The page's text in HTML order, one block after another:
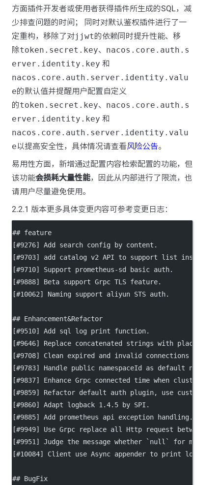
方面插件开发者或使用者获得插件所生成的SQL，减
少排查问题的时间； 同时对默认鉴权插件进行了一
定重构，移除了对jjwt的依赖同时提升性能、移
除token.secret.key、 nacos.core.auth.s
erver.identity.key 和
nacos.core.auth.server.identity.valu
e的默认值并提醒用户配置自定义
的token.secret.key、 nacos.core.auth.s
erver.identity.key 和
nacos.core.auth.server.identity.valu
e以提高安全性，具体情况请查看风险公告。
易用性方面，新增通过配置内容检索配置的功能，但
该功能会损耗大量性能，因此从内部进行了限流，也
请用户尽量避免使用。
2.2.1 版本更多具体变更内容可参考变更日志：
## feature
[#9276] Add search config by content.
[#9703] add catalog v2 API to support list instances
[#9710] Support prometheus-sd basic auth.
[#9888] Beta support Grpc TLS feature.
[#10062] Naming support aliyun STS auth.
## Enhancement&Refactor
[#9510] Add sql log print function.
[#9646] Replace concatenated strings with
[#9708] Clean expired and invalid connections for
[#9783] Handle public namespaceId as default
[#9837] Enhance Grpc connected time when cluster
[#9859] Refactor default auth plugin, use custom
[#9860] Adapt logback 1.4.5 by SPI.
[#9885] Add prometheus api exception handling.
[#9949] Use Grpc replace all Http request between
[#9951 ] Judge the message whether `null`
for
[#10084] Client use Async appender to print log.
## BugFix